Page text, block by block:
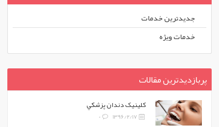
جديدترين خدمات
خدمات ويژه
پربازدیدترین مقالات
کلينيک دندان پزشکي
1396/2/17
0